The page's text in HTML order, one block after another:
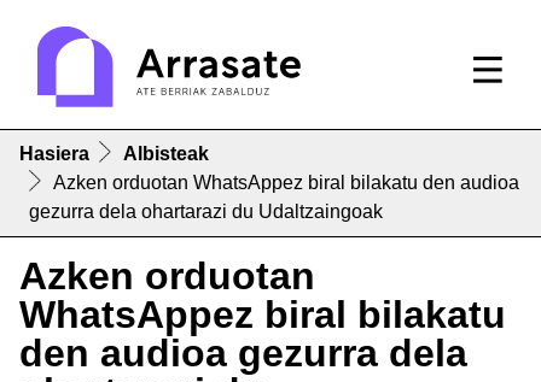
Hasiera
Albisteak
Azken orduotan WhatsAppez biral bilakatu den audioa
gezurra dela ohartarazi du Udaltzaingoak
Azken orduotan
WhatsAppez biral bilakatu
den audioa gezurra dela